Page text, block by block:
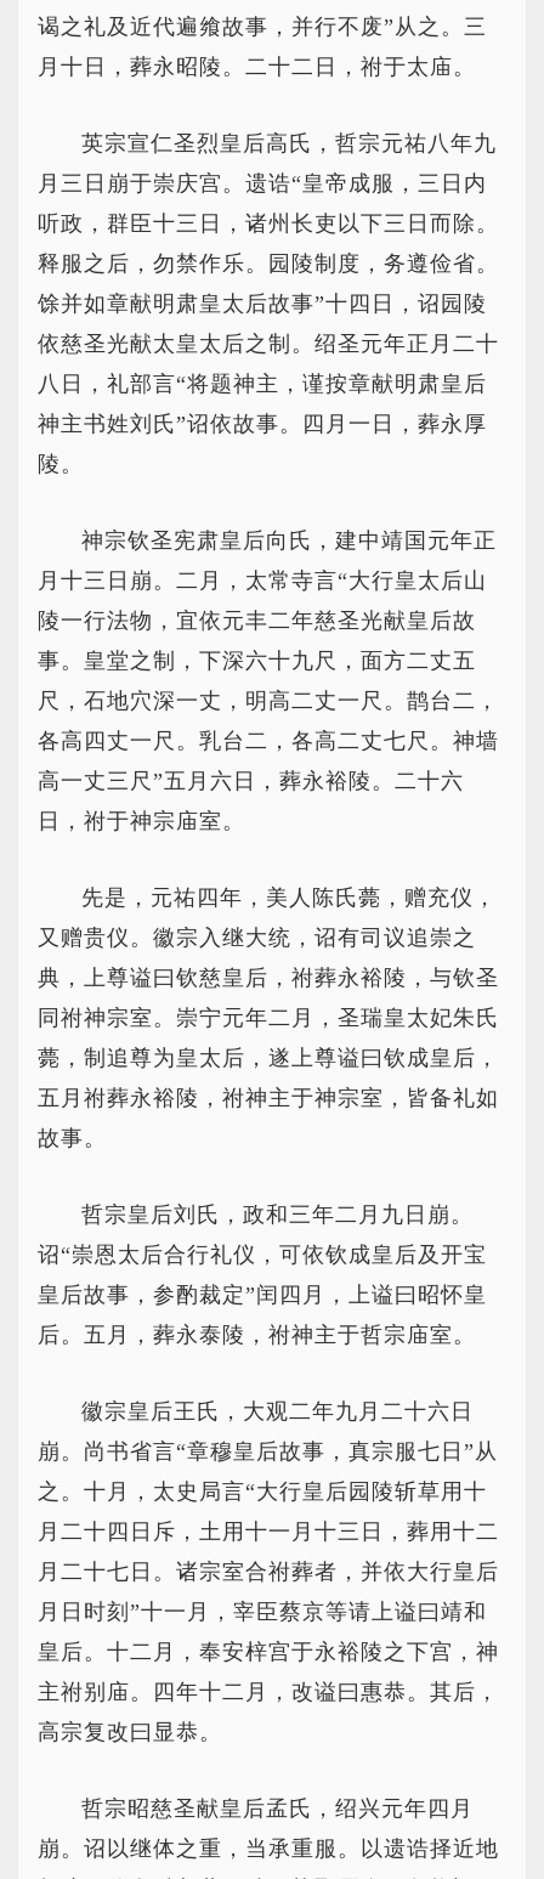
谒之礼及近代遍飨故事，并行不废”从之。三
月十日，葬永昭陵。二十二日，祔于太庙。
英宗宣仁圣烈皇后高氏，哲宗元祐八年九
月三日崩于崇庆宫。遗诰“皇帝成服，三日内
听政，群臣十三日，诸州长吏以下三日而除。
释服之后，勿禁作乐。园陵制度，务遵俭省。
馀并如章献明肃皇太后故事”十四日，诏园陵
依慈圣光献太皇太后之制。绍圣元年正月二十
八日，礼部言“将题神主，谨按章献明肃皇后
神主书姓刘氏”诏依故事。四月一日，葬永厚
陵。
神宗钦圣宪肃皇后向氏，建中靖国元年正
月十三日崩。二月，太常寺言“大行皇太后山
陵一行法物，宜依元丰二年慈圣光献皇后故
事。皇堂之制，下深六十九尺，面方二丈五
尺，石地穴深一丈，明高二丈一尺。鹊台二，
各高四丈一尺。乳台二，各高二丈七尺。神墙
高一丈三尺”五月六日，葬永裕陵。二十六
日，祔于神宗庙室。
先是，元祐四年，美人陈氏薨，赠充仪，
又赠贵仪。徽宗入继大统，诏有司议追崇之
典，上尊谥曰钦慈皇后，祔葬永裕陵，与钦圣
同祔神宗室。崇宁元年二月，圣瑞皇太妃朱氏
薨，制追尊为皇太后，遂上尊谥曰钦成皇后，
五月祔葬永裕陵，祔神主于神宗室，皆备礼如
故事。
哲宗皇后刘氏，政和三年二月九日崩。
诏“崇恩太后合行礼仪，可依钦成皇后及开宝
皇后故事，参酌裁定”闰四月，上谥曰昭怀皇
后。五月，葬永泰陵，祔神主于哲宗庙室。
徽宗皇后王氏，大观二年九月二十六日
崩。尚书省言“章穆皇后故事，真宗服七日”从
之。十月，太史局言“大行皇后园陵斩草用十
月二十四日斥，土用十一月十三日，葬用十二
月二十七日。诸宗室合祔葬者，并依大行皇后
月日时刻”十一月，宰臣蔡京等请上谥曰靖和
皇后。十二月，奉安梓宫于永裕陵之下宫，神
主祔别庙。四年十二月，改谥曰惠恭。其后，
高宗复改曰显恭。
哲宗昭慈圣献皇后孟氏，绍兴元年四月
崩。诏以继体之重，当承重服。以遗诰择近地